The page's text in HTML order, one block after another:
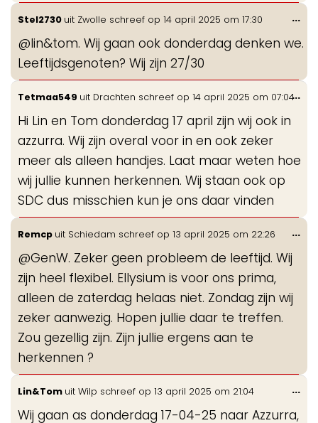
Stel2730 uit Zwolle schreef op 14 april 2025 om 17:30
@lin&tom. Wij gaan ook donderdag denken we.
Leeftijdsgenoten? Wij zijn 27/30
...
Tetmaa549 uit Drachten schreef op 14 april 2025 om 07:04
Hi Lin en Tom donderdag 17 april zijn wij ook in
azzurra. Wij zijn overal voor in en ook zeker
meer als alleen handjes. Laat maar weten hoe
wij jullie kunnen herkennen. Wij staan ook op
SDC dus misschien kun je ons daar vinden
...
Remcp uit Schiedam schreef op 13 april 2025 om 22:26
@GenW. Zeker geen probleem de leeftijd. Wij
zijn heel flexibel. Ellysium is voor ons prima,
alleen de zaterdag helaas niet. Zondag zijn wij
zeker aanwezig. Hopen jullie daar te treffen.
Zou gezellig zijn. Zijn jullie ergens aan te
herkennen ?
...
Lin&Tom uit Wilp schreef op 13 april 2025 om 21:04
Wij gaan as donderdag 17-04-25 naar Azzurra,
...